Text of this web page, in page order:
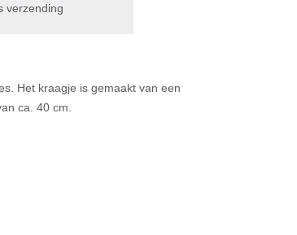
verzending
Het kraagje is gemaakt van een
ca. 40 cm.